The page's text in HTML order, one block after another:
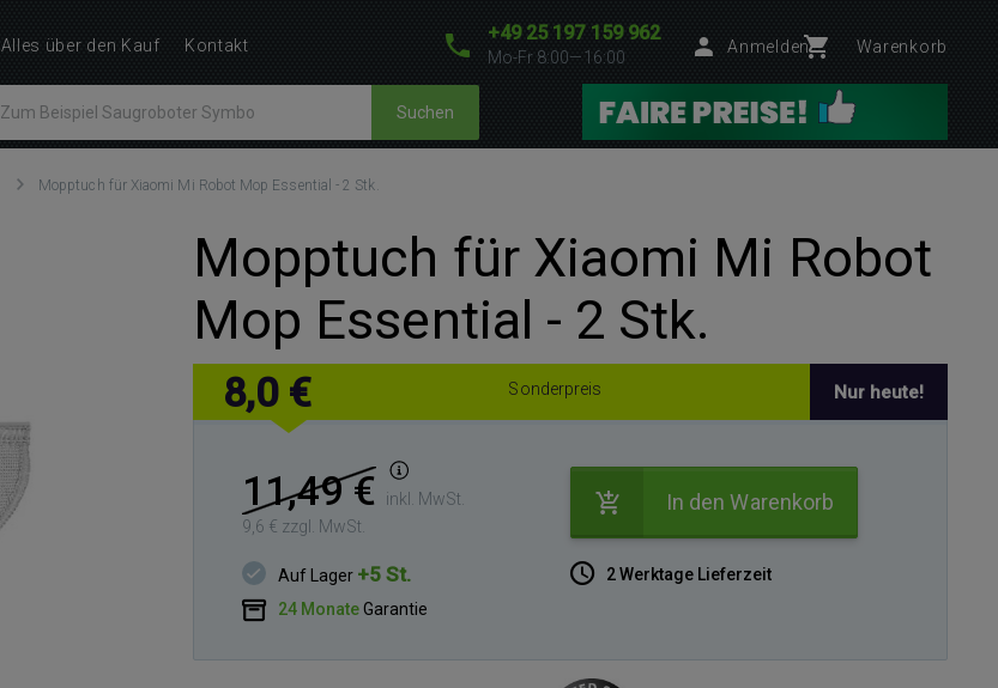
+49 25 197 159 962
Mo-Fr 8:00—16:00
Anmelden Warenkorb
Suchen
Mopptuch für Xiaomi Mi Robot Mop Essential - 2 Stk.
Mopptuch für Xiaomi Mi Robot
Mop Essential - 2 Stk.
8,0 € Sonderpreis Nur heute!
11,49 €
inkl. MwSt.
9,6 € zzgl. MwSt.
In den Warenkorb
Auf Lager +5 St.
24 MonateGarantie
2 Werktage Lieferzeit
Alles über den Kauf Kontakt